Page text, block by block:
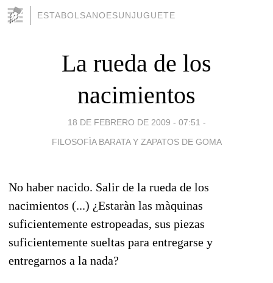
ESTABOLSANOESUNJUGUETE
La rueda de los
nacimientos
18 DE FEBRERO DE 2009 - 07:51 -
FILOSOFÌA BARATA Y ZAPATOS DE GOMA
No haber nacido. Salir de la rueda de los
nacimientos (...) ¿Estaràn las màquinas
suficientemente estropeadas, sus piezas
suficientemente sueltas para entregarse y
entregarnos a la nada?